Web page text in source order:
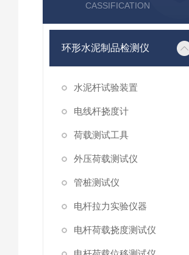
CASSIFICATION
环形水泥制品检测仪
水泥杆试验装置
电线杆挠度计
荷载测试工具
外压荷载测试仪
管桩测试仪
电杆拉力实验仪器
电杆荷载挠度测试仪